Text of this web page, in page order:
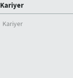
Kariyer
Kariyer